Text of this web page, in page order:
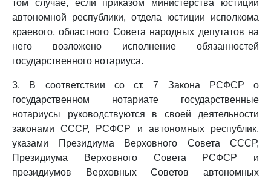
том случае, если приказом министерства юстиции
автономной республики, отдела юстиции исполкома
краевого, областного Совета народных депутатов на
него возложено исполнение обязанностей
государственного нотариуса.
3. В соответствии со ст. 7 Закона РСФСР о
государственном нотариате государственные
нотариусы руководствуются в своей деятельности
законами СССР, РСФСР и автономных республик,
указами Президиума Верховного Совета СССР,
Президиума Верховного Совета РСФСР и
президиумов Верховных Советов автономных